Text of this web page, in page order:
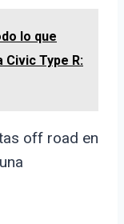
lo que
Type R:
off road en